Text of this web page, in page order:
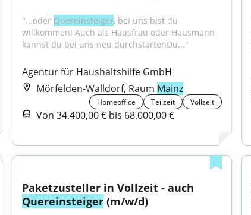
"...oder Quereinsteiger, bei uns bist du
willkommen! Auch als Hausfrau oder Hausmann
kannst du bei uns neu durchstartenDu..."
Agentur für Haushaltshilfe GmbH
Mörfelden-Walldorf, Raum Mainz
Homeoffice Teilzeit Vollzeit
Von 34.400,00 € bis 68.000,00 €
Quereinsteiger (m/w/d)